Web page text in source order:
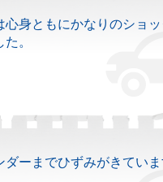
心身ともにかなりのショ
。
ダーまでひずみがきてい